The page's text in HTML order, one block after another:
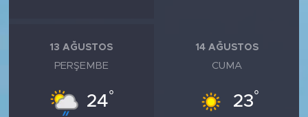
13 AĞUSTOS
PERŞEMBE
24°
14 AĞUSTOS
CUMA
23°